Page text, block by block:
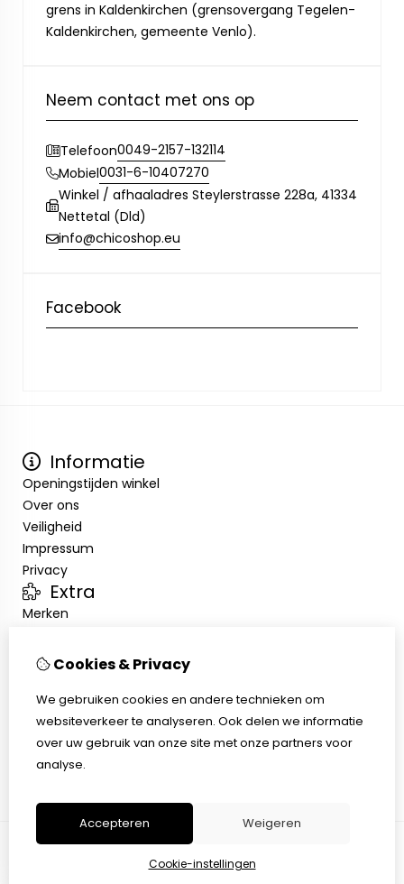
grens in Kaldenkirchen (grensovergang Tegelen-
Kaldenkirchen, gemeente Venlo).
Neem contact met ons op
Telefoon0049-2157-132114
Mobiel0031-6-10407270
Winkel / afhaaladres Steylerstrasse 228a, 41334
Nettetal (Dld)
info@chicoshop.eu
Facebook
Informatie
Openingstijden winkel
Over ons
Veiligheid
Impressum
Privacy
Extra
Merken
Klantenservice
Sitemap
Afhalen
Algemene voorwaarden
Herroepingsrecht
Cookies & Privacy
We gebruiken cookies en andere technieken om
websiteverkeer te analyseren. Ook delen we informatie
over uw gebruik van onze site met onze partners voor
analyse.
Accepteren Weigeren
Cookie-instellingen